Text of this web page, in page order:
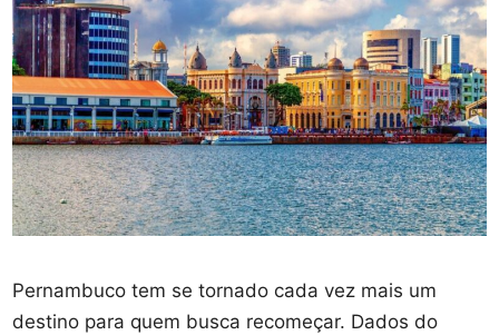
Pernambuco tem se tornado cada vez mais um
destino para quem busca recomeçar. Dados do